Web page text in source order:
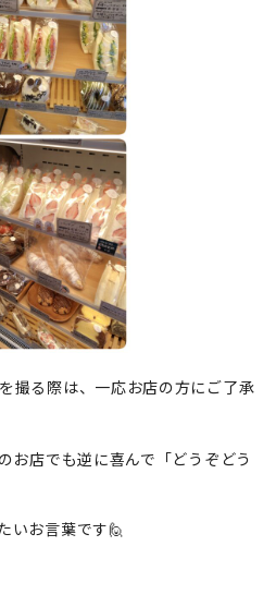
撮る際は、一応お店の方にご了承
お店でも逆に喜んで「どうぞどう
いお言葉です🙋